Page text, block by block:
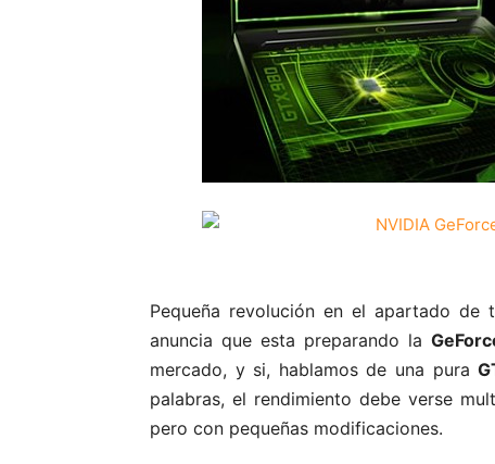
Pequeña revolución en el apartado de
anuncia que esta preparando la
mercado, y si, hablamos de una pura
palabras, el rendimiento debe verse
pero con pequeñas modificaciones.